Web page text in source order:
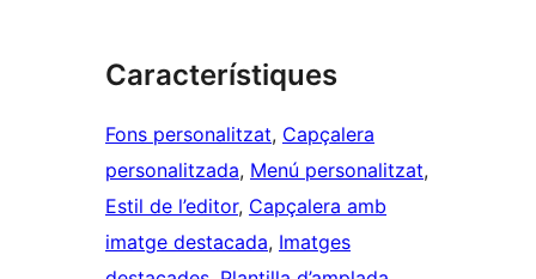
Característiques
Fons personalitzat, Capçalera
personalitzada, Menú personalitzat
Estil de l’editor, Capçalera amb
imatge destacada, Imatges